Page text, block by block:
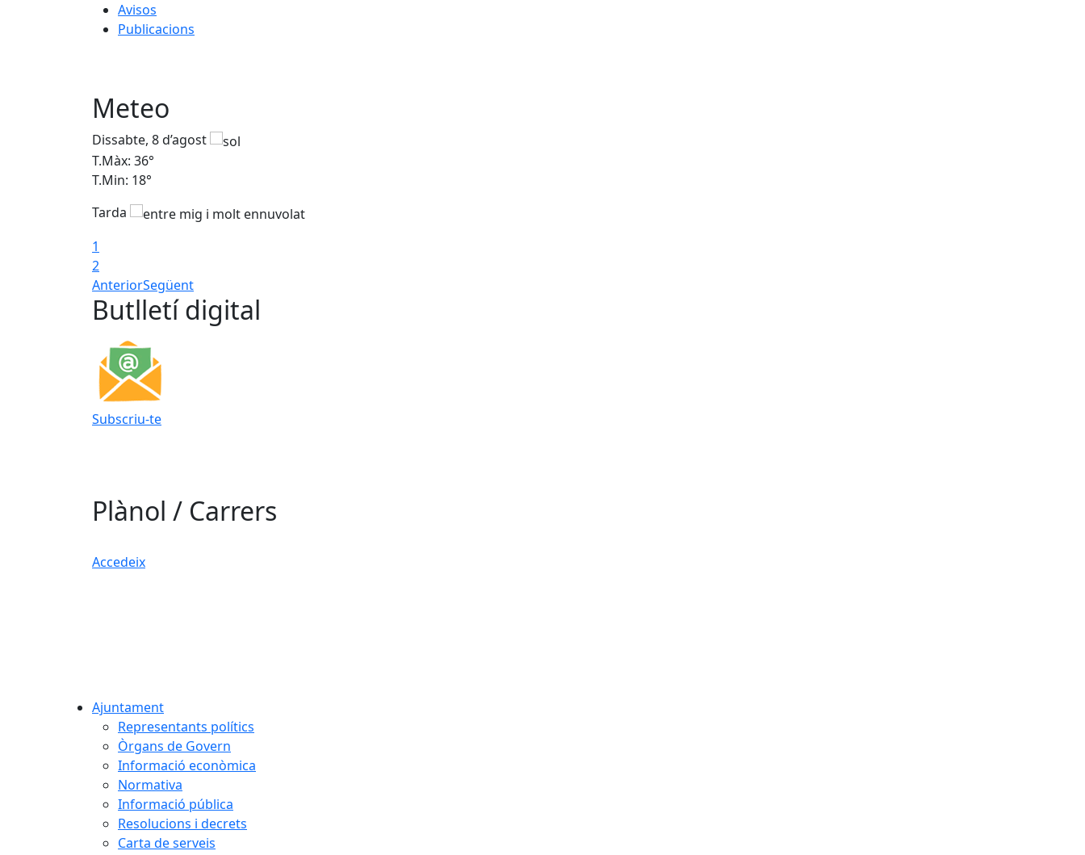
Avisos
Publicacions
Meteo
Dissabte, 8 d’agost
T.Màx: 36°
T.Min: 18°
Tarda
1
2
AnteriorSegüent
Butlletí digital
Subscriu-te
Plànol / Carrers
Accedeix
Ajuntament
Representants polítics
Òrgans de Govern
Informació econòmica
Normativa
Informació pública
Resolucions i decrets
Carta de serveis